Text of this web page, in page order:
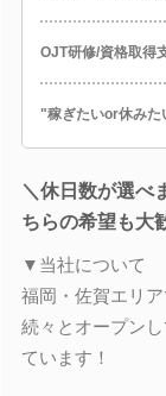
OJT研修/資格取得
"稼ぎたいor休みた
＼休日数が選べ
ちらの希望も大
▼当社について
福岡・佐賀エリ
続々とオープン
ています！